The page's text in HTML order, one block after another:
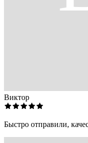
Виктор
Быстро отправили,